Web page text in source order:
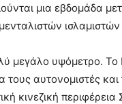
μια εβδομάδα
μεγάλο υψόμετρο. Το
αυτονομιστές και
κινεζική περιφέρεια